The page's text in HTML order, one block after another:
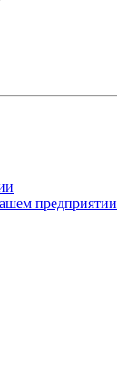
предприятии